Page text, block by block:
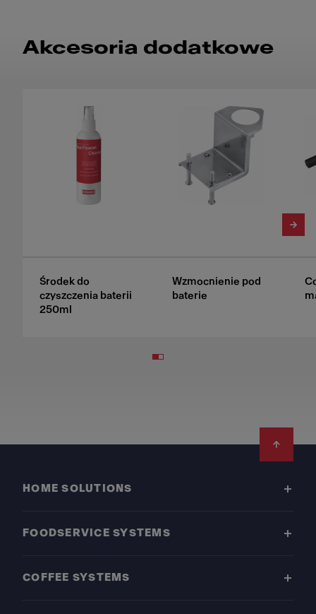
Akcesoria dodatkowe
Środek do
czyszczenia baterii
250ml
Wzmocnienie pod
baterie
HOME SOLUTIONS
FOODSERVICE SYSTEMS
COFFEE SYSTEMS